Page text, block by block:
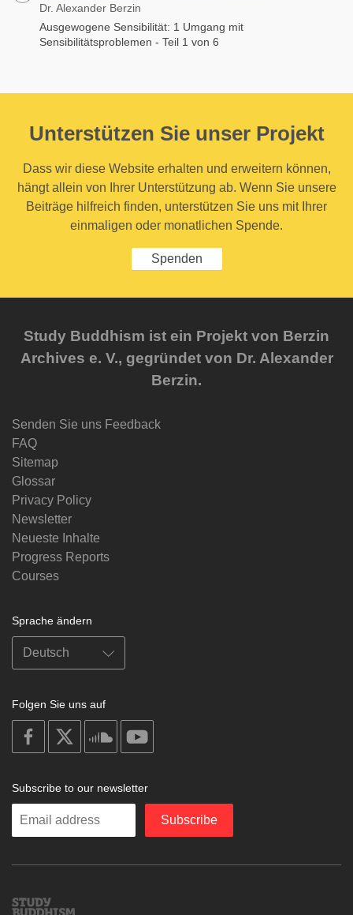
Dr. Alexander Berzin
Ausgewogene Sensibilität: 1 Umgang mit
Sensibilitätsproblemen - Teil 1 von 6
Unterstützen Sie unser Projekt
Dass wir diese Website erhalten und erweitern können,
hängt allein von Ihrer Unterstützung ab. Wenn Sie unsere
Beiträge hilfreich finden, unterstützen Sie uns mit Ihrer
einmaligen oder monatlichen Spende.
Spenden
Study Buddhism ist ein Projekt von Berzin
Archives e. V., gegründet von Dr. Alexander
Berzin.
Senden Sie uns Feedback
FAQ
Sitemap
Glossar
Privacy Policy
Newsletter
Neueste Inhalte
Progress Reports
Courses
Sprache ändern
Folgen Sie uns auf
on
facebook
soundcloud
Subscribe to our newsletter
Enter
Subscribe
Study